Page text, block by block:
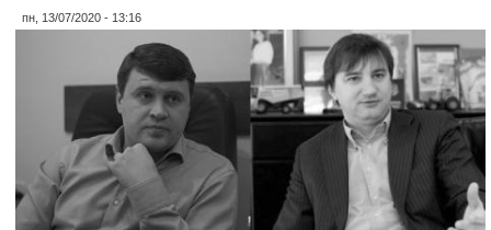
пн, 13/07/2020 - 13:16